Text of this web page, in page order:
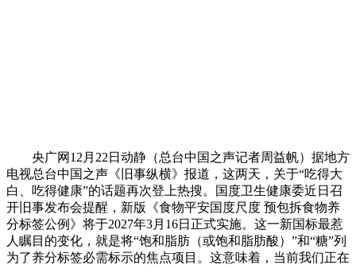
央广网12月22日动静（总台中国之声记者周益帆）据地方
电视总台中国之声《旧事纵横》报道，这两天，关于“吃得大
白、吃得健康”的话题再次登上热搜。国度卫生健康委近日召
开旧事发布会提醒，新版《食物平安国度尺度 预包拆食物养
分标签公例》将于2027年3月16日正式实施。这一新国标最惹
人瞩目的变化，就是将“饱和脂肪（或饱和脂肪酸）”和“糖”列
为了养分标签必需标示的焦点项目。这意味着，当前我们正在